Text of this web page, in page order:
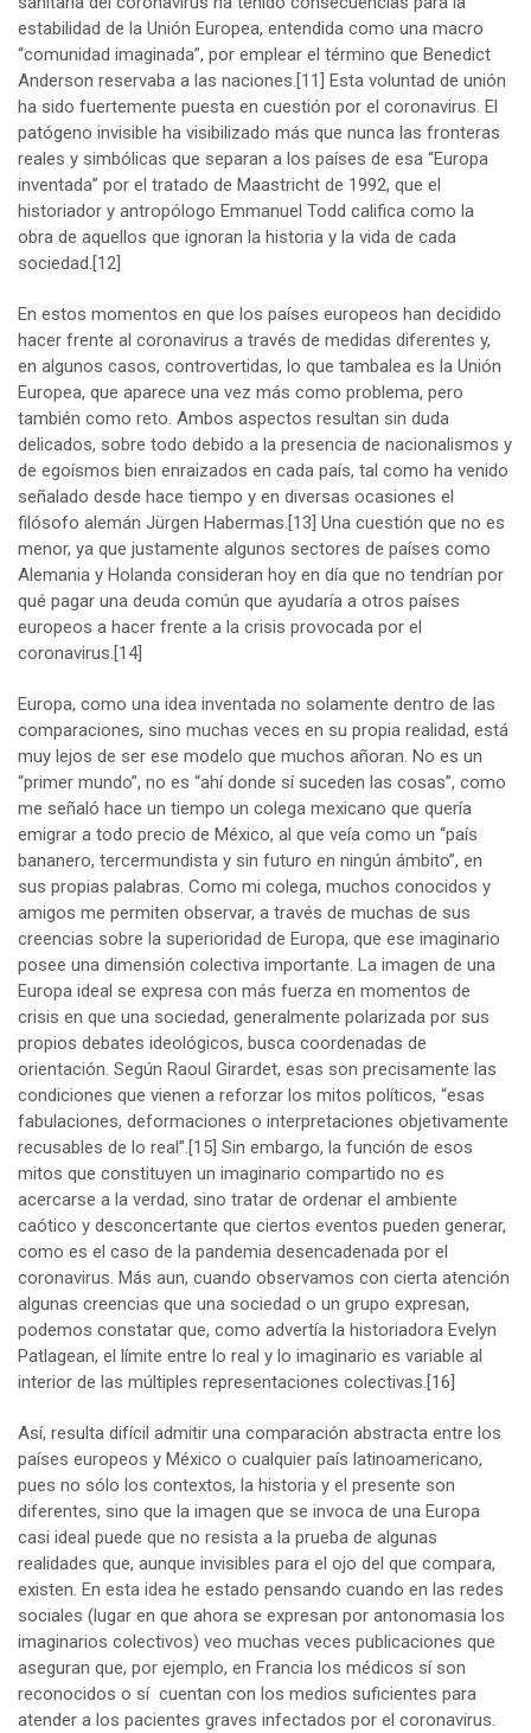
estabilidad de la Unión Europea, entendida como una macro
“comunidad imaginada”, por emplear el término que Benedict
Anderson reservaba a las naciones. [11]
Esta voluntad de unión
ha sido fuertemente puesta en cuestión por el coronavirus. El
patógeno invisible ha visibilizado más que nunca las fronteras
reales y simbólicas que separan a los países de esa “Europa
inventada” por el tratado de Maastricht de 1992, que el
historiador y antropólogo Emmanuel Todd califica como la
obra de aquellos que ignoran la historia y la vida de cada
sociedad. [12]
En estos momentos en que los países europeos han decidido
hacer frente al coronavirus a través de medidas diferentes y,
en algunos casos, controvertidas, lo que tambalea es la Unión
Europea, que aparece una vez más como problema, pero
también como reto. Ambos aspectos resultan sin duda
delicados, sobre todo debido a la presencia de nacionalismos y
de egoísmos bien enraizados en cada país, tal como ha venido
señalado desde hace tiempo y en diversas ocasiones el
filósofo alemán Jürgen Habermas. [13] Una cuestión que no es
menor, ya que justamente algunos sectores de países como
Alemania y Holanda consideran hoy en día que no tendrían por
qué pagar una deuda común que ayudaría a otros países
europeos a hacer frente a la crisis provocada por el
coronavirus. [14]
Europa, como una idea inventada no solamente dentro de las
comparaciones, sino muchas veces en su propia realidad, está
muy lejos de ser ese modelo que muchos añoran. No es un
“primer mundo”, no es “ahí donde sí suceden las cosas”, como
me señaló hace un tiempo un colega mexicano que quería
emigrar a todo precio de México, al que veía como un “país
bananero, tercermundista y sin futuro en ningún ámbito”, en
sus propias palabras. Como mi colega, muchos conocidos y
amigos me permiten observar, a través de muchas de sus
creencias sobre la superioridad de Europa, que ese imaginario
posee una dimensión colectiva importante. La imagen de una
Europa ideal se expresa con más fuerza en momentos de
crisis en que una sociedad, generalmente polarizada por sus
propios debates ideológicos, busca coordenadas de
orientación. Según Raoul Girardet, esas son precisamente las
condiciones que vienen a reforzar los mitos políticos, “esas
fabulaciones, deformaciones o interpretaciones objetivamente
recusables de lo real”. [15] Sin embargo, la función de esos
mitos que constituyen un imaginario compartido no es
acercarse a la verdad, sino tratar de ordenar el ambiente
caótico y desconcertante que ciertos eventos pueden generar,
como es el caso de la pandemia desencadenada por el
coronavirus. Más aun, cuando observamos con cierta atención
algunas creencias que una sociedad o un grupo expresan,
podemos constatar que, como advertía la historiadora Evelyn
Patlagean, el límite entre lo real y lo imaginario es variable al
interior de las múltiples representaciones colectivas. [16]
Así, resulta difícil admitir una comparación abstracta entre los
países europeos y México o cualquier país latinoamericano,
pues no sólo los contextos, la historia y el presente son
diferentes, sino que la imagen que se invoca de una Europa
casi ideal puede que no resista a la prueba de algunas
realidades que, aunque invisibles para el ojo del que compara,
existen. En esta idea he estado pensando cuando en las redes
sociales (lugar en que ahora se expresan por antonomasia los
imaginarios colectivos) veo muchas veces publicaciones que
aseguran que, por ejemplo, en Francia los médicos sí son
reconocidos o sí cuentan con los medios suficientes para
atender a los pacientes graves infectados por el coronavirus.